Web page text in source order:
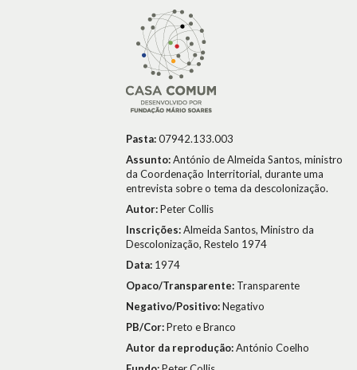
Pasta:07942.133.003
Assunto:António de Almeida Santos, ministro
da Coordenação Interritorial, durante uma
entrevista sobre o tema da descolonização.
Autor:Peter Collis
Inscrições:Almeida Santos, Ministro da
Descolonização, Restelo 1974
Data: 1974
Opaco/Transparente: Transparente
Negativo/Positivo:Negativo
PB/Cor:Preto e Branco
Autor da reprodução:António Coelho